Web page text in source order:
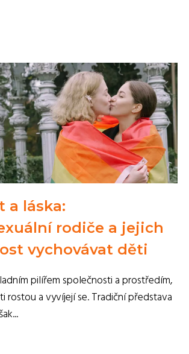
a láska:
rodiče a jejich
vychovávat děti
pilířem společnosti a prostředím,
rostou a vyvíjejí se. Tradiční představa